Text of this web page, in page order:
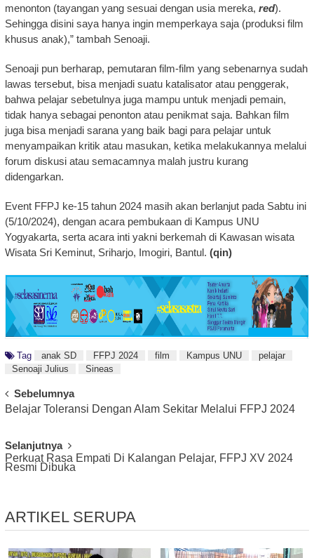
menonton (tayangan yang sesuai dengan usia mereka, red).
Sehingga disini saya hanya ingin memperkaya saja (produksi film
khusus anak),” tambah Senoaji.
Senoaji pun berharap, pemutaran film-film yang sebenarnya sudah
lawas tersebut, bisa menjadi suatu katalisator atau penggerak,
bahwa pelajar sebetulnya juga mampu untuk menjadi pemain,
tidak hanya sebagai penonton atau penikmat saja. Bahkan film
juga bisa menjadi sarana yang baik bagi para pelajar untuk
menyampaikan kritik atau masukan, ketika melakukannya melalui
forum diskusi atau semacamnya malah justru kurang
didengarkan.
Event FFPJ ke-15 tahun 2024 masih akan berlanjut pada Sabtu ini
(5/10/2024), dengan acara pembukaan di Kampus UNU
Yogyakarta, serta acara inti yakni berkemah di Kawasan wisata
Wisata Sri Keminut, Sriharjo, Imogiri, Bantul. (qin)
Tag anak SD FFPJ 2024 film Kampus UNU
pelajar
Senoaji Julius
Sineas
Post
Navigation
Sebelumnya
Belajar Toleransi Dengan Alam Sekitar Melalui FFPJ 2024
Selanjutnya
Perkuat Rasa Empati Di Kalangan Pelajar, FFPJ XV 2024
Resmi Dibuka
ARTIKEL SERUPA